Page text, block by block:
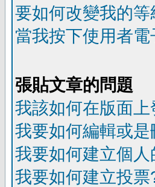
要如何改變我的等
當我按下使用者
張貼文章的問題
我該如何在版面
我要如何編輯或
我要如何建立個
我要如何建立投票